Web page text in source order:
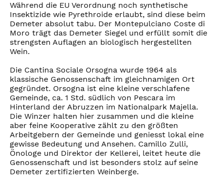
Während die EU Verordnung noch synthetische
Insektizide wie Pyrethroide erlaubt, sind diese beim
Demeter absolut tabu. Der Montepulciano Coste di
Moro trägt das Demeter Siegel und erfüllt somit die
strengsten Auflagen an biologisch hergestellten
Wein.
Die Cantina Sociale Orsogna wurde 1964 als
klassische Genossenschaft im gleichnamigen Ort
gegründet. Orsogna ist eine kleine verschlafene
Gemeinde, ca. 1 Std. südlich von Pescara im
Hinterland der Abruzzen im Nationalpark Majella.
Die Winzer halten hier zusammen und die kleine
aber feine Kooperative zählt zu den größten
Arbeitgebern der Gemeinde und geniesst lokal eine
gewisse Bedeutung und Ansehen. Camillo Zulli,
Önologe und Direktor der Kellerei, leitet heute die
Genossenschaft und ist besonders stolz auf seine
Demeter zertifizierten Weinberge.